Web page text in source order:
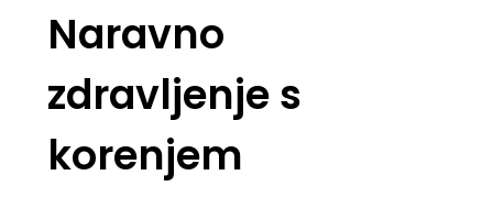
Naravno
zdravljenje s
korenjem